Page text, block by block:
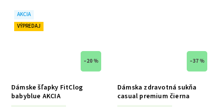
AKCIA
VÝPREDAJ
–20 %
Dámske šľapky FitClog
babyblue AKCIA
–37 %
Dámska zdravotná sukňa
casual premium čierna